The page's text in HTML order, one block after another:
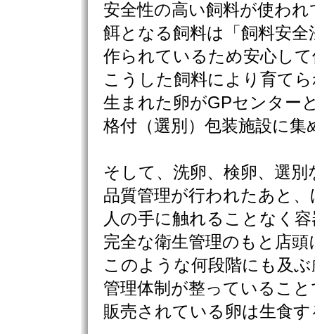
安全性の高い飼料が使わ
餌となる飼料は「飼料安
作られているため安心し
こうした飼料により育て
生まれた卵がGPセンター
格付（選別）包装施設に集
そして、洗卵、検卵、選
品質管理が行われたあと
人の手に触れることなく
完全な衛生管理のもと店
このような何段階にも及
管理体制が整っているこ
販売されている卵は生食